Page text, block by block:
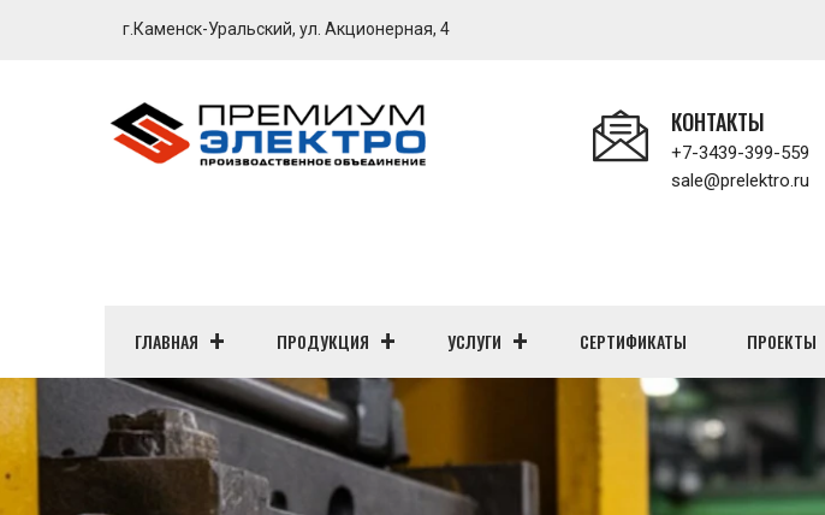
г.Каменск-Уральский, ул. Акционерная, 4
КОНТАКТЫ
+7-3439-399-559
sale@prelektro.ru
ГЛАВНАЯ ПРОДУКЦИЯ УСЛУГИ СЕРТИФИКАТЫ ПРОЕКТЫ